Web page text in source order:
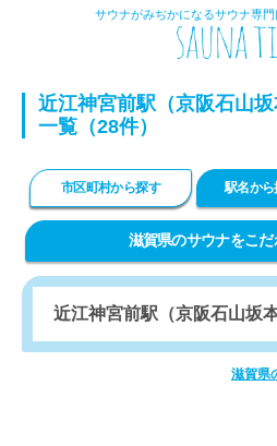
サウナがみぢかになるサウナ専
近江神宮前駅（京阪石山
一覧（28件）
市区町村から探す 駅名から
滋賀県のサウナをこ
滋賀県